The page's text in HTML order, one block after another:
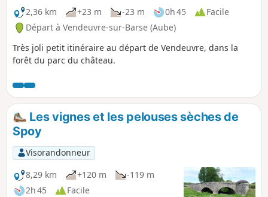
2,36 km
+23 m -23 m 0h 45
Facile
Départ à Vendeuvre-sur-Barse (Aube)
Très joli petit itinéraire au départ de Vendeuvre, dans la
forêt du parc du château.
Les vignes et les pelouses sèches de
Spoy
Visorandonneur
8,29 km
+120 m
-119 m
2h 45
Facile